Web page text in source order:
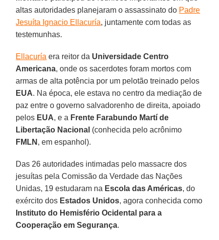
altas autoridades planejaram o assassinato do Padre
Jesuíta Ignacio Ellacuría, juntamente com todas as
testemunhas.
Ellacuría era reitor da Universidade Centro
Americana, onde os sacerdotes foram mortos com
armas de alta potência por um pelotão treinado pelos
EUA. Na época, ele estava no centro da mediação de
paz entre o governo salvadorenho de direita, apoiado
pelos EUA, e a Frente Farabundo Martí de
Libertação Nacional (conhecida pelo acrônimo
FMLN , em espanhol).
Das 26 autoridades intimadas pelo massacre dos
jesuítas pela Comissão da Verdade das Nações
Unidas, 19 estudaram na Escola das Américas, do
exército dos Estados Unidos, agora conhecida como
Instituto do Hemisfério Ocidental para a
Cooperação em Segurança.